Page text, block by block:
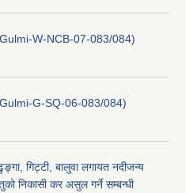
W-NCB-07-083/084)
G-SQ-06-083/084)
गिट्टी, बालुवा लगायत नदीजन्य
निकासी कर असुल गर्ने सम्बन्धी